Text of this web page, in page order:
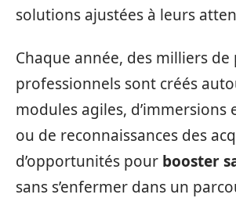
solutions ajustées à leurs
Chaque année, des milliers de
professionnels sont créés
modules agiles, d’immersions
ou de reconnaissances des
d’opportunités pour booster
sans s’enfermer dans un